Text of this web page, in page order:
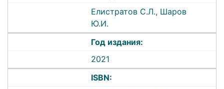
Елистратов С.Л., Шаров
Ю.И.
Год издания:
2021
ISBN: